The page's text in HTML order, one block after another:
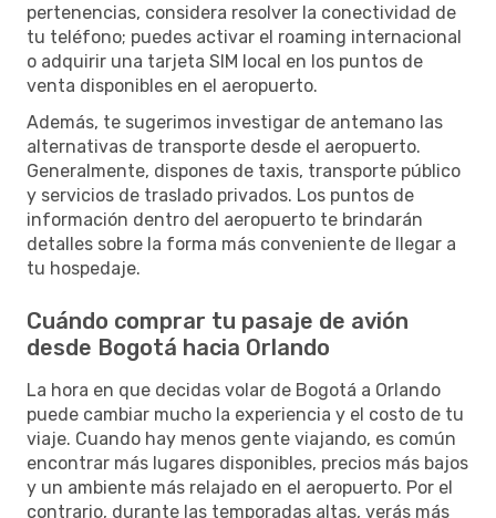
pertenencias, considera resolver la conectividad de
tu teléfono; puedes activar el roaming internacional
o adquirir una tarjeta SIM local en los puntos de
venta disponibles en el aeropuerto.
Además, te sugerimos investigar de antemano las
alternativas de transporte desde el aeropuerto.
Generalmente, dispones de taxis, transporte público
y servicios de traslado privados. Los puntos de
información dentro del aeropuerto te brindarán
detalles sobre la forma más conveniente de llegar a
tu hospedaje.
Cuándo comprar tu pasaje de avión
desde Bogotá hacia Orlando
La hora en que decidas volar de Bogotá a Orlando
puede cambiar mucho la experiencia y el costo de tu
viaje. Cuando hay menos gente viajando, es común
encontrar más lugares disponibles, precios más bajos
y un ambiente más relajado en el aeropuerto. Por el
contrario, durante las temporadas altas, verás más